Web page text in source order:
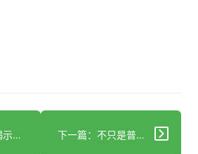
上一篇：研究揭示癫痫与心脏病之间的令人担忧关联 下一篇：不只是普通感冒：新加坡研究揭示RSV的严重性及其对长期健康的影响